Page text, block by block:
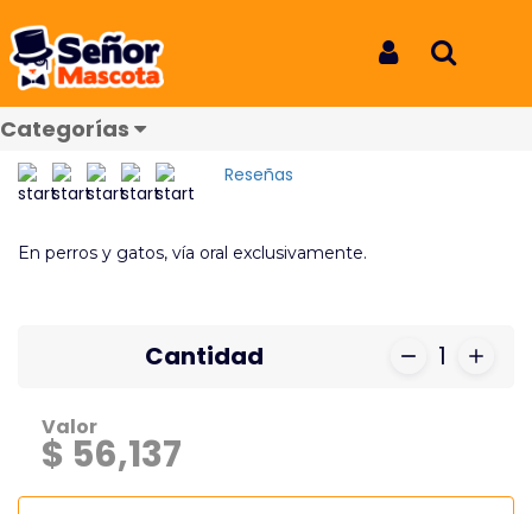
Categorías
Itraconazol Invet caja x 20 Tab
Itraconazol Invet caja x 20 Tab
REF: 8663
Reseñas
En perros y gatos, vía oral exclusivamente.
Cantidad 1
Valor
$ 56,137